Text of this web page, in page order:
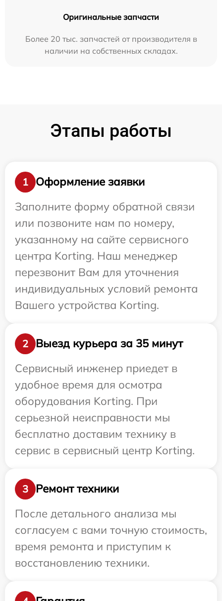
Оригинальные запчасти
Более 20 тыс. запчастей от производителя в
наличии на собственных складах.
Этапы работы
1
Оформление заявки
Заполните форму обратной связи
или позвоните нам по номеру,
указанному на сайте сервисного
центра Korting. Наш менеджер
перезвонит Вам для уточнения
индивидуальных условий ремонта
Вашего устройства Korting.
2
Выезд курьера за 35 минут
Сервисный инженер приедет в
удобное время для осмотра
оборудования Korting. При
серьезной неисправности мы
бесплатно доставим технику в
сервис в сервисный центр Korting.
3
Ремонт техники
После детального анализа мы
согласуем с вами точную стоимость,
время ремонта и приступим к
восстановлению техники.